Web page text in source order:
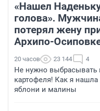
«Нашел
голова».
потерял жену
Архипо-
20 часов 23 144 4
Не нужно выбрасывать
картофеля! Как я
яблони и малины